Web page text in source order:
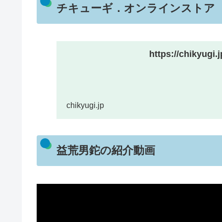
チキューギ．オンラインストア
https://
chikyugi.jp
益荒男鉈の紹介動画